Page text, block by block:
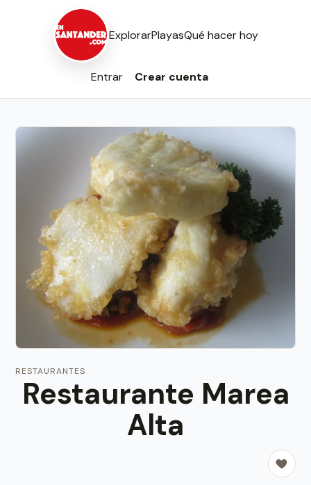
ExplorarPlayasQué hacer hoy
Entrar Crear cuenta
RESTAURANTES
Restaurante Marea
Alta